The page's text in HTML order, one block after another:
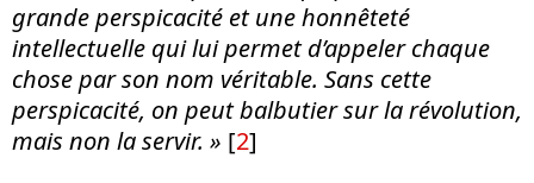
grande perspicacité et une honnêteté
intellectuelle qui lui permet d’appeler chaque
chose par son nom véritable. Sans cette
perspicacité, on peut balbutier sur la révolution,
mais non la servir. » [2]